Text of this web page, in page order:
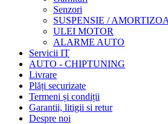
Senzori
SUSPENSIE /
ULEI MOTOR
ALARME AUTO
Servicii IT
AUTO - CHIPTUNING
Livrare
Plăți securizate
Termeni și condiții
Garantii, litigii si retur
Despre noi